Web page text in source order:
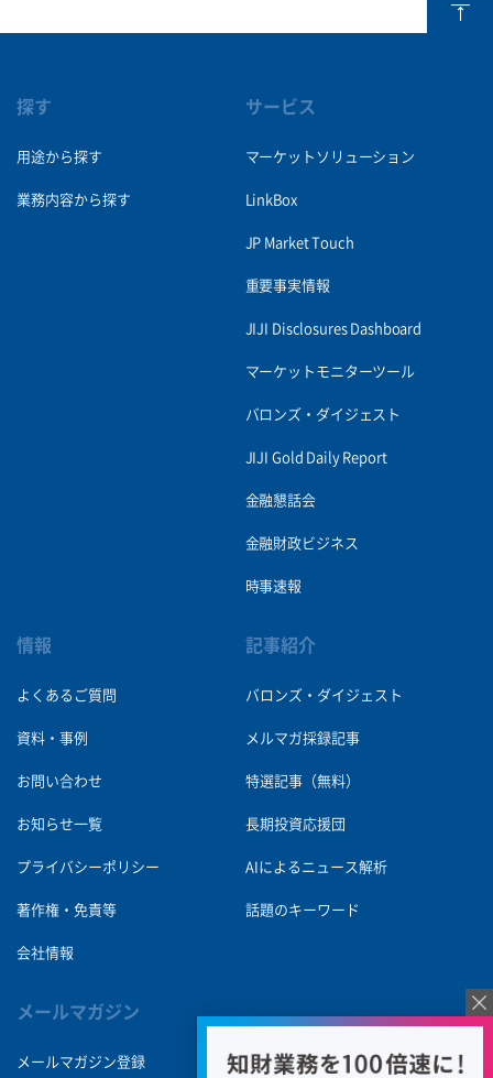
探す
用途から探す
業務内容から探す
サービス
マーケットソリューション
LinkBox
JP Market Touch
重要事実情報
JIJI Disclosures Dashboard
マーケットモニターツール
バロンズ・ダイジェスト
JIJI Gold Daily Report
金融懇話会
金融財政ビジネス
時事速報
情報
よくあるご質問
資料・事例
お問い合わせ
お知らせ一覧
プライバシーポリシー
著作権・免責等
会社情報
記事紹介
バロンズ・ダイジェスト
メルマガ採録記事
特選記事（無料）
長期投資応援団
AIによるニュース解析
話題のキーワード
メールマガジン
メールマガジン登録